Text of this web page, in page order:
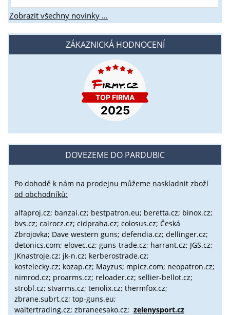
Zobrazit všechny novinky ...
ZÁKAZNICKÁ HODNOCENÍ
DOVEZEME DO PARDUBIC
Po dohodě k nám na prodejnu můžeme naskladnit zboží
od obchodníků:
alfaproj.cz; banzai.cz; bestpatron.eu; beretta.cz; binox.cz;
bvs.cz; cairocz.cz; cidpraha.cz; colosus.cz; Česká
Zbrojovka; Dave western guns; defendia.cz; dellinger.cz;
detonics.com; elovec.cz; guns-trade.cz; harrant.cz; JGS.cz;
JKnastroje.cz; jk-n.cz; kerberostrade.cz;
kostelecky.cz; kozap.cz; Mayzus; mpicz.com; neopatron.cz;
nimrod.cz; proarms.cz; reloader.cz; sellier-bellot.cz;
strobl.cz; stvarms.cz; tenolix.cz; thermfox.cz;
zbrane.subrt.cz; top-guns.eu;
waltertrading.cz; zbraneesako.cz; zelenysport.cz